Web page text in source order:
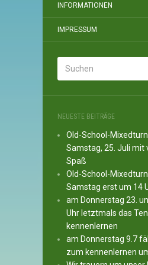
INFORMATIONEN
IMPRESSUM
NEUESTE BEITRÄGE
Old-School-
Samstag, 25. Juli mit
Spaß
Old-School-
Samstag erst um 14
am Donnerstag 23.
Uhr letztmals das
kennenlernen
am Donnerstag 9.7
zum kennenlernen